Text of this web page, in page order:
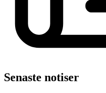
Senaste notiser